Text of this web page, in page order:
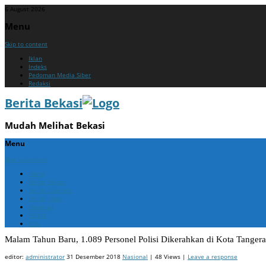
6 August 2026
Menu
Skip to content
Iklan
Indeks
Pedoman Media Siber
Redaksi
Berita Bekasi
Mudah Melihat Bekasi
Menu
Skip to content
Home
Berita Bekasi
Berita Cikarang
Berita Jabar
Nasional
Politik
ADV
Malam Tahun Baru, 1.089 Personel Polisi Dikerahkan di Kota
editor: administrator 31 Desember 2018 Nasional | 48 Views | Leave a response